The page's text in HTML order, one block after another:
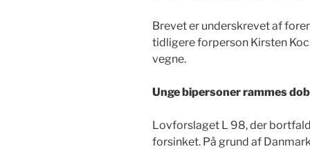
Brevet er underskrevet af
tidligere forperson Kirsten
vegne.
Unge bipersoner rammes
Lovforslaget L 98, der
forsinket. På grund af